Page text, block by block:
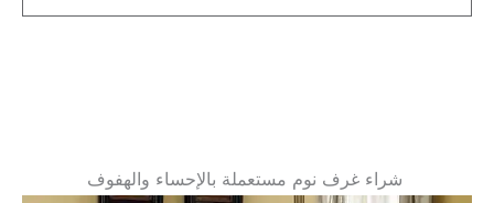
شراء غرف نوم مستعملة بالإحساء والهفوف